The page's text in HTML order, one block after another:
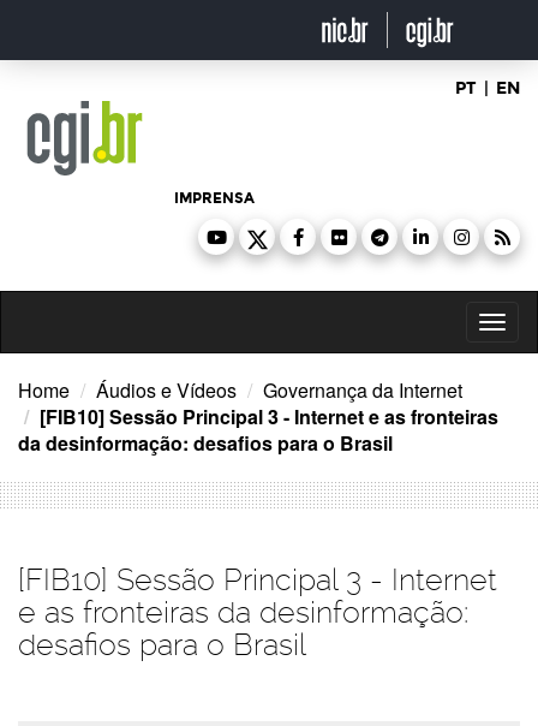
o
PT | EN
IMPRENSA
Home Áudios e Vídeos
Governança da Internet
[FIB10] Sessão Principal 3 - Internet e as fronteiras
da desinformação: desafios para o Brasil
[FIB10] Sessão Principal 3 - Internet
e as fronteiras da desinformação:
desafios para o Brasil